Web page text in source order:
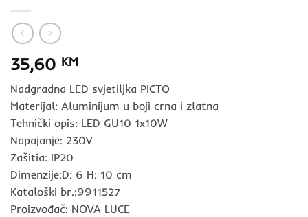
35,60 KM
Nadgradna LED svjetiljka PICTO
Materijal: Aluminijum u boji crna i zlatna
Tehnički opis: LED GU10 1x10W
Napajanje: 230V
Zašitia: IP20
Dimenzije:D: 6 H: 10 cm
Kataloški br.:9911527
Proizvođač: NOVA LUCE